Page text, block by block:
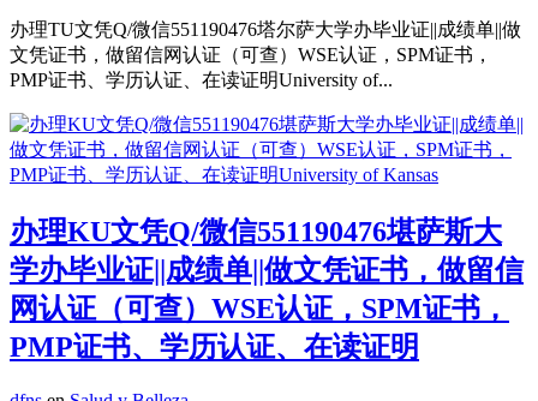
办理TU文凭Q/微信551190476塔尔萨大学办毕业证||成绩单||做
文凭证书，做留信网认证（可查）WSE认证，SPM证书，
PMP证书、学历认证、在读证明University of...
办理KU文凭Q/微信551190476堪萨斯大
学办毕业证||成绩单||做文凭证书，做留信
网认证（可查）WSE认证，SPM证书，
PMP证书、学历认证、在读证明